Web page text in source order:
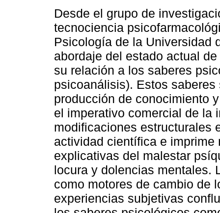
Desde el grupo de
tecnociencia
Psicología de la Universidad
abordaje del estado actual
su relación a los saberes
psicoanálisis). Estos
producción de conocimiento
el imperativo comercial de la
modificaciones estructurales
actividad científica e
explicativas del malestar
locura y dolencias mentales.
como motores de cambio de
experiencias subjetivas